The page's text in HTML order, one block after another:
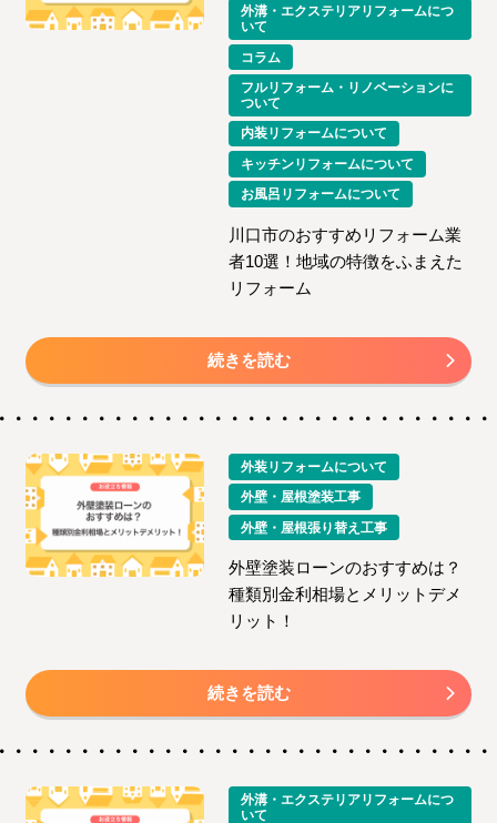
外溝・エクステリアリフォームにつ
いて
コラム
フルリフォーム・リノベーションに
ついて
内装リフォームについて
キッチンリフォームについて
お風呂リフォームについて
川口市のおすすめリフォーム業
者10選！地域の特徴をふまえた
リフォーム
続きを読む
外装リフォームについて
外壁・屋根塗装工事
外壁・屋根張り替え工事
外壁塗装ローンのおすすめは？
種類別金利相場とメリットデメ
リット！
続きを読む
外溝・エクステリアリフォームにつ
いて